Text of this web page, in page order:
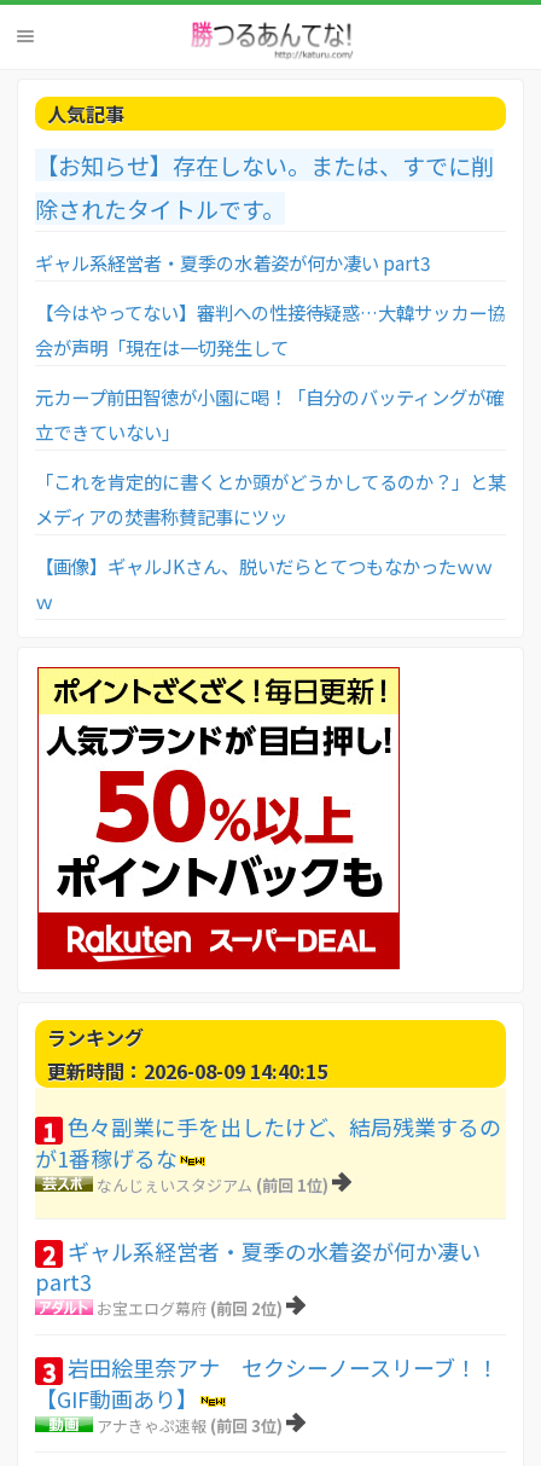
人気記事
【お知らせ】存在しない。または、すでに削
除されたタイトルです。
ギャル系経営者・夏季の水着姿が何か凄い part3
【今はやってない】審判への性接待疑惑…大韓サッカー協
会が声明「現在は一切発生して
元カープ前田智徳が小園に喝！「自分のバッティングが確
立できていない」
「これを肯定的に書くとか頭がどうかしてるのか？」と某
メディアの焚書称賛記事にツッ
【画像】ギャルJKさん、脱いだらとてつもなかったｗｗ
ｗ
ランキング
更新時間：2026-08-09 14:40:15
1 色々副業に手を出したけど、結局残業するの
が1番稼げるな
なんじぇいスタジアム (前回 1位)
2 ギャル系経営者・夏季の水着姿が何か凄い
part3
お宝エログ幕府 (前回 2位)
3 岩田絵里奈アナ セクシーノースリーブ！！
【GIF動画あり】
アナきゃぷ速報 (前回 3位)